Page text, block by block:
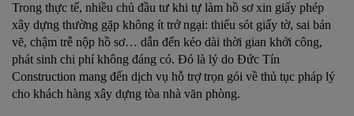
Trong thực tế, nhiều chủ đầu tư khi tự làm hồ sơ xin giấy phép
xây dựng thường gặp không ít trở ngại: thiếu sót giấy tờ, sai bản
vẽ, chậm trễ nộp hồ sơ… dẫn đến kéo dài thời gian khởi công,
phát sinh chi phí không đáng có. Đó là lý do Đức Tín
Construction mang đến dịch vụ hỗ trợ trọn gói về thủ tục pháp lý
cho khách hàng xây dựng tòa nhà văn phòng.